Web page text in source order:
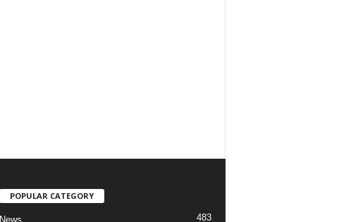
POPULAR CATEGORY
News 483